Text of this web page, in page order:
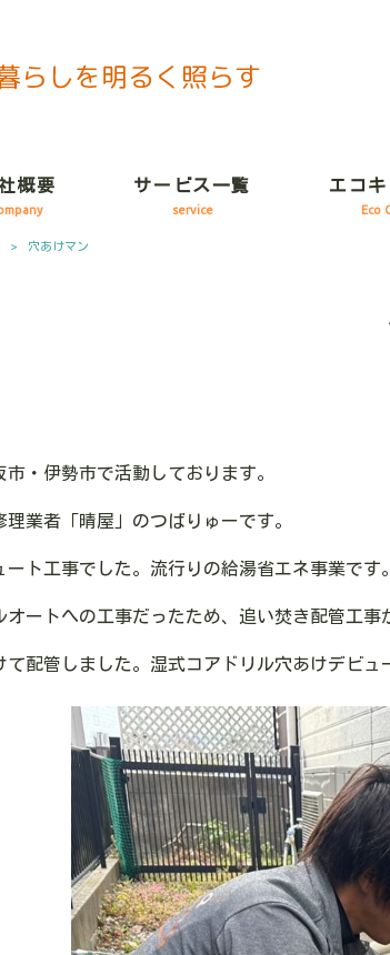
概要 サービス一覧
service
エコ
Eco
> 穴あけマン
・伊勢市で活動しております。
業者「晴屋」のつばりゅーです。
ト工事でした。流行りの給湯省エネ事業です。
ートへの工事だったため、追い焚き配管工事
て配管しました。湿式コアドリル穴あけデビュ